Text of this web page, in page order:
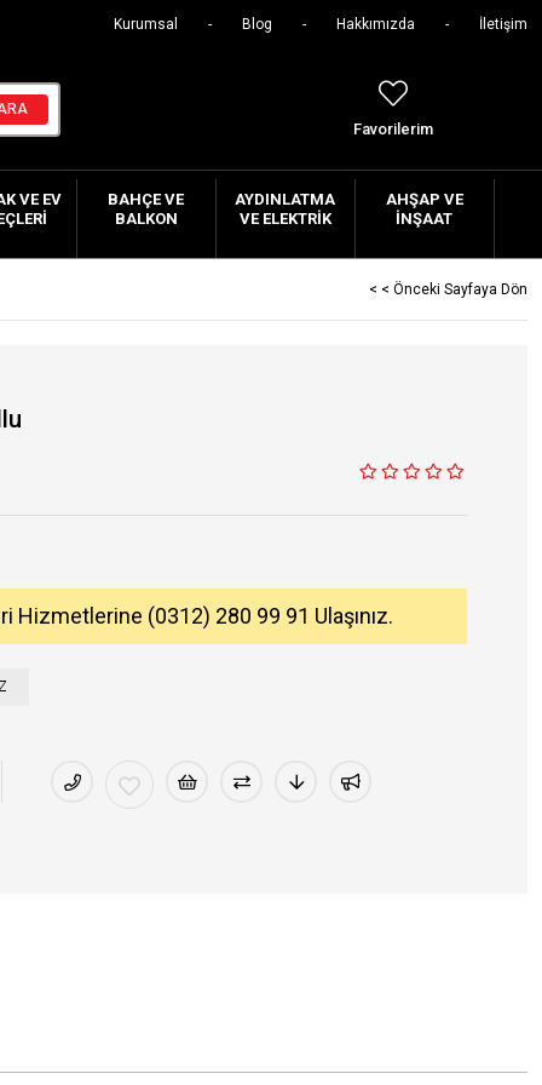
Kurumsal Blog Hakkımızda İletişim
Favorilerim
VE EV
BAHÇE VE
BALKON
AYDINLATMA
VE ELEKTRIK
AHŞAP VE
İNŞAAT
< < Önceki Sayfaya Dön
Hizmetlerine (0312) 280 99 91 Ulaşınız.